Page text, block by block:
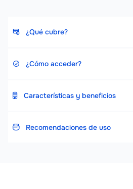
¿Qué cubre?
¿Cómo acceder?
Características y beneficios
Recomendaciones de uso